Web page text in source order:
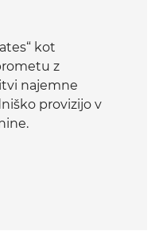
kot
z
najemne
provizijo v